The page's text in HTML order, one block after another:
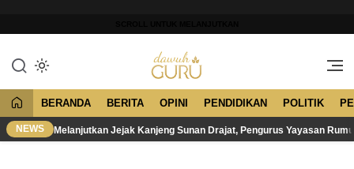
konten
Dawuh Guru
Merawat Tradisi, Membangun
BERANDA BERITA OPINI PENDIDIKAN POLITIK
NEWS Melanjutkan Jejak Kanjeng Sunan Drajat, Pengurus Yayasan